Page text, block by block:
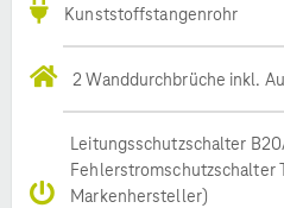
Kunststoffstangenrohr
2 Wanddurchbrüche inkl.
Leitungsschutzschalter
Fehlerstromschutzschalter
Markenhersteller)